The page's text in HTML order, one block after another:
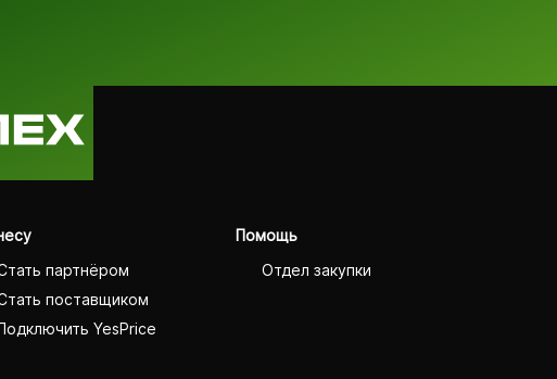
партнёром
поставщиком
YesPrice
Помощь
Отдел закупки